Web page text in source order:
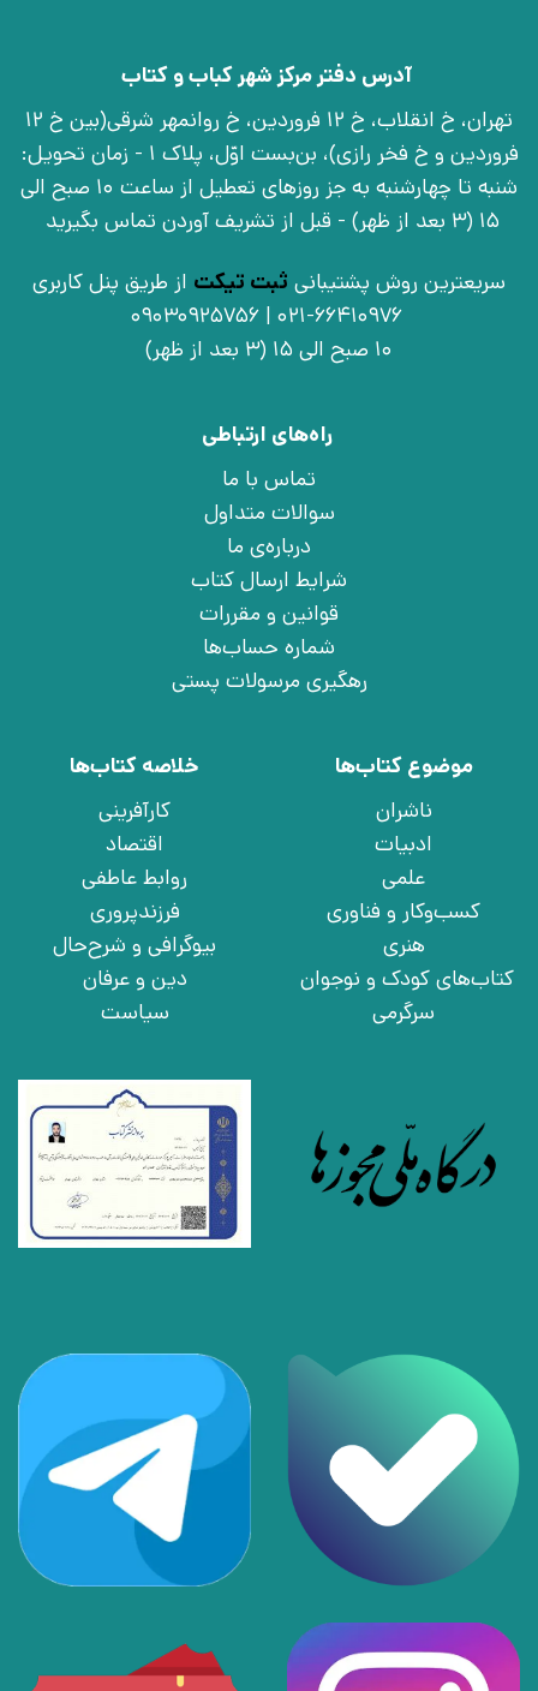
آدرس دفتر مرکز شهر کباب و کتاب
تهران، خ انقلاب، خ 12 فروردین، خ روانمهر شرقی(بین خ 12
فروردین و خ فخر رازی)، بن‌بست اوّل، پلاک 1 - زمان تحویل:
شنبه تا چهارشنبه به جز روزهای تعطیل از ساعت 10 صبح الی
15 (3 بعد از ظهر) - قبل از تشریف آوردن تماس بگیرید
سریعترین روش پشتیبانی ثبت تیکت از طریق پنل کاربری
021-66410976 | 09030925756
10 صبح الی 15 (3 بعد از ظهر)
راه‌های ارتباطی
تماس با ما
سوالات متداول
درباره‌ی ما
شرایط ارسال کتاب
قوانین و مقررات
شماره حساب‌ها
رهگیری مرسولات پستی
موضوع کتاب‌ها
ناشران
ادبیات
علمی
کسب‌وکار و فناوری
هنری
کتاب‌های کودک و نوجوان
سرگرمی
خلاصه کتاب‌ها
کارآفرینی
اقتصاد
روابط عاطفی
فرزندپروری
بیوگرافی و شرح‌حال
دین و عرفان
سیاست